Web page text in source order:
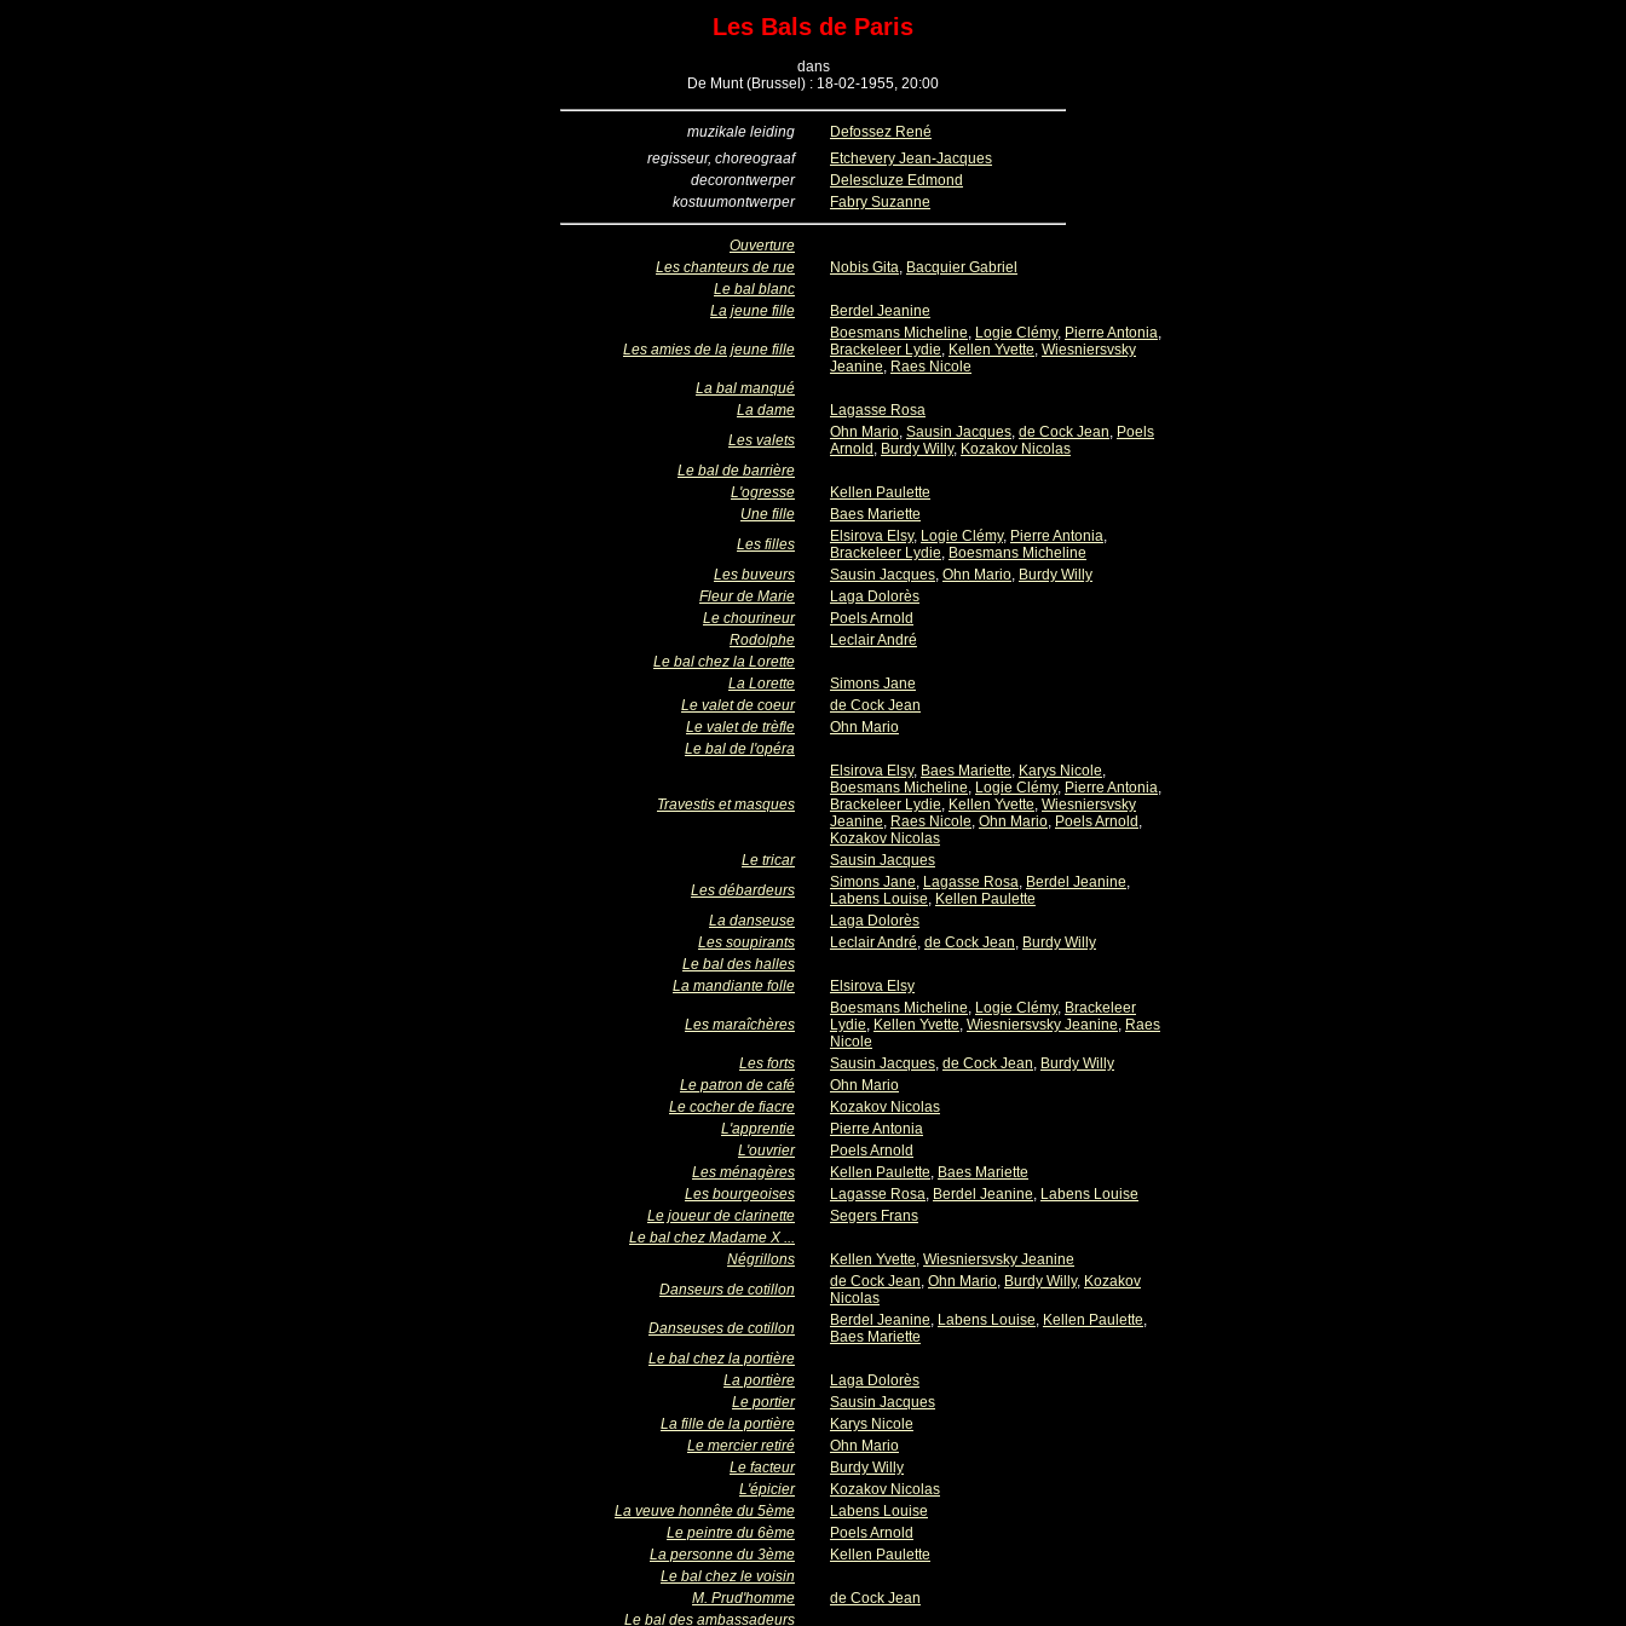
Les Bals de Paris
dans
De Munt (Brussel) : 18-02-1955, 20:00
muzikale leiding
Defossez René
regisseur, choreograaf
Etchevery Jean-Jacques
decorontwerper
Delescluze Edmond
kostuumontwerper
Fabry Suzanne
Ouverture
Les chanteurs de rue
Nobis Gita, Bacquier Gabriel
Le bal blanc
La jeune fille
Berdel Jeanine
Les amies de la jeune fille
Boesmans Micheline, Logie Clémy, Pierre Antonia,
Brackeleer Lydie, Kellen Yvette, Wiesniersvsky
Jeanine, Raes Nicole
La bal manqué
La dame
Lagasse Rosa
Les valets
Ohn Mario, Sausin Jacques, de Cock Jean, Poels
Arnold , Burdy Willy, Kozakov Nicolas
Le bal de barrière
L'ogresse
Kellen Paulette
Une fille
Baes Mariette
Les filles
Elsirova Elsy, Logie Clémy, Pierre Antonia,
Brackeleer Lydie, Boesmans Micheline
Les buveurs
Sausin Jacques, Ohn Mario, Burdy Willy
Fleur de Marie
Laga Dolorès
Le chourineur
Poels Arnold
Rodolphe
Leclair André
Le bal chez la Lorette
La Lorette
Simons Jane
Le valet de coeur
de Cock Jean
Le valet de trèfle
Ohn Mario
Le bal de l'opéra
Travestis et masques
Elsirova Elsy, Baes Mariette, Karys Nicole,
Boesmans Micheline, Logie Clémy, Pierre Antonia,
Brackeleer Lydie, Kellen Yvette, Wiesniersvsky
Jeanine, Raes Nicole, Ohn Mario, Poels Arnold ,
Kozakov Nicolas
Le tricar
Sausin Jacques
Les débardeurs
Simons Jane, Lagasse Rosa, Berdel Jeanine,
Labens Louise, Kellen Paulette
La danseuse
Laga Dolorès
Les soupirants
Leclair André, de Cock Jean, Burdy Willy
Le bal des halles
La mandiante folle
Elsirova Elsy
Les maraîchères
Boesmans Micheline, Logie Clémy, Brackeleer
Lydie, Kellen Yvette, Wiesniersvsky Jeanine, Raes
Nicole
Les forts
Sausin Jacques, de Cock Jean, Burdy Willy
Le patron de café
Ohn Mario
Le cocher de fiacre
Kozakov Nicolas
L'apprentie
Pierre Antonia
L'ouvrier
Poels Arnold
Les ménagères
Kellen Paulette, Baes Mariette
Les bourgeoises
Lagasse Rosa, Berdel Jeanine, Labens Louise
Le joueur de clarinette
Segers Frans
Le bal chez Madame X ...
Négrillons
Kellen Yvette, Wiesniersvsky Jeanine
Danseurs de cotillon
de Cock Jean, Ohn Mario, Burdy Willy, Kozakov
Nicolas
Danseuses de cotillon
Berdel Jeanine, Labens Louise, Kellen Paulette,
Baes Mariette
Le bal chez la portière
La portière
Laga Dolorès
Le portier
Sausin Jacques
La fille de la portière
Karys Nicole
Le mercier retiré
Ohn Mario
Le facteur
Burdy Willy
L'épicier
Kozakov Nicolas
La veuve honnête du 5ème
Labens Louise
Le peintre du 6ème
Poels Arnold
La personne du 3ème
Kellen Paulette
Le bal chez le voisin
M. Prud'homme
de Cock Jean
Le bal des ambassadeurs